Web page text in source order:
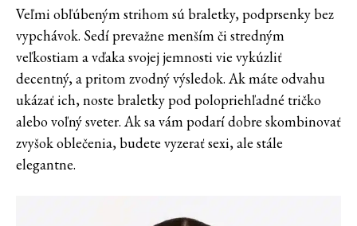
Veľmi obľúbeným strihom sú braletky, podprsenky bez
vypchávok. Sedí prevažne menším či stredným
veľkostiam a vďaka svojej jemnosti vie vykúzliť
decentný, a pritom zvodný výsledok. Ak máte odvahu
ukázať ich, noste braletky pod polopriehľadné tričko
alebo voľný sveter. Ak sa vám podarí dobre skombinovať
zvyšok oblečenia, budete vyzerať sexi, ale stále
elegantne.